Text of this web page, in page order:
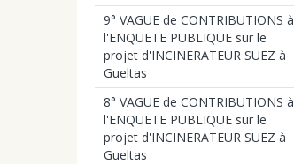
9° VAGUE de CONTRIBUTIONS à
l'ENQUETE PUBLIQUE sur le
projet d'INCINERATEUR SUEZ à
Gueltas
8° VAGUE de CONTRIBUTIONS à
l'ENQUETE PUBLIQUE sur le
projet d'INCINERATEUR SUEZ à
Gueltas